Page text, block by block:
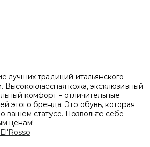
лучших традиций итальянского
Высококлассная кожа, эксклюзивный
комфорт – отличительные
этого бренда. Это обувь, которая
вашем статусе. Позвольте себе
ценам!